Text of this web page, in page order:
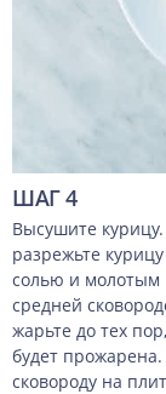
ШАГ 4
Высушите
разрежьте
солью и молотым
средней
жарьте до тех
будет
сковороду на